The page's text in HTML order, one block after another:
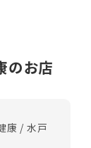
のお店
康 / 水戸